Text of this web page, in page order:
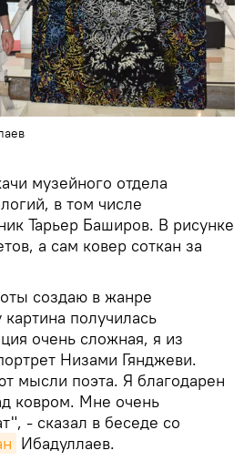
музейного отдела
в том числе
Тарьер Баширов. В рисунке
а сам ковер соткан за
создаю в жанре
получилась
очень сложная, я из
Низами Гянджеви.
мысли поэта. Я благодарен
ковром. Мне очень
- сказал в беседе со
Ибадуллаев.